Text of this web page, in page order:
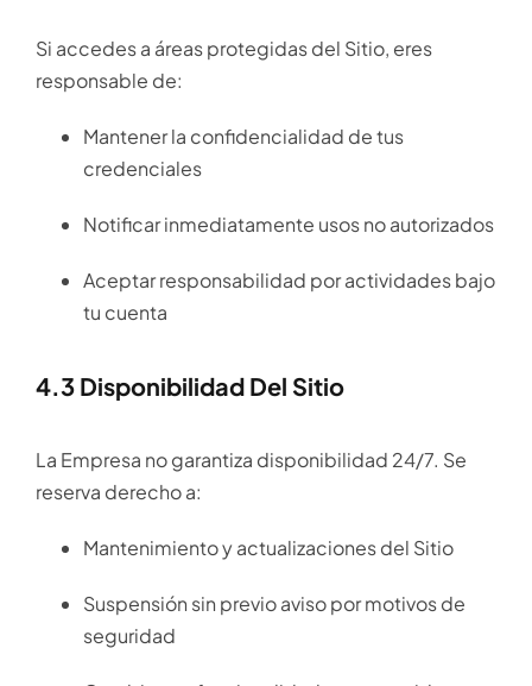
Si accedes a áreas protegidas del Sitio, eres
responsable de:
Mantener la confidencialidad de tus
credenciales
Notificar inmediatamente usos no autorizados
Aceptar responsabilidad por actividades bajo
tu cuenta
4.3 Disponibilidad Del Sitio
La Empresa no garantiza disponibilidad 24/7. Se
reserva derecho a:
Mantenimiento y actualizaciones del Sitio
Suspensión sin previo aviso por motivos de
seguridad